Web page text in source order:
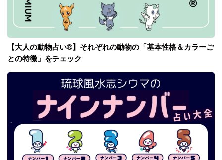
【大人の動物占い®】それぞれの動物の「基本性格＆カラーご
との特徴」をチェック